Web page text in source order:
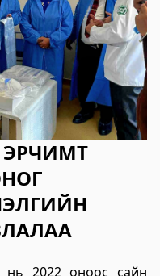
даатгалын
газар
Тамгын
ЭРЧИМТ
2022 оноос сайн